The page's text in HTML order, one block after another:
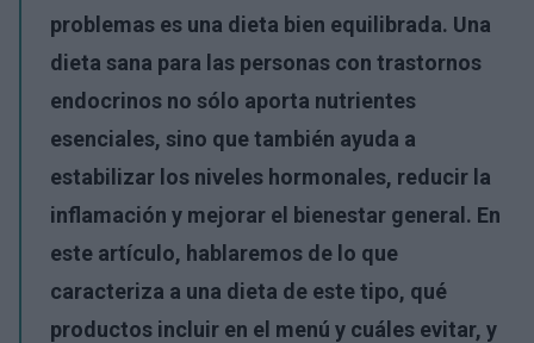
problemas es una dieta bien equilibrada. Una
dieta sana para las personas con trastornos
endocrinos no sólo aporta nutrientes
esenciales, sino que también ayuda a
estabilizar los niveles hormonales, reducir la
inflamación y mejorar el bienestar general. En
este artículo, hablaremos de lo que
caracteriza a una dieta de este tipo, qué
productos incluir en el menú y cuáles evitar, y